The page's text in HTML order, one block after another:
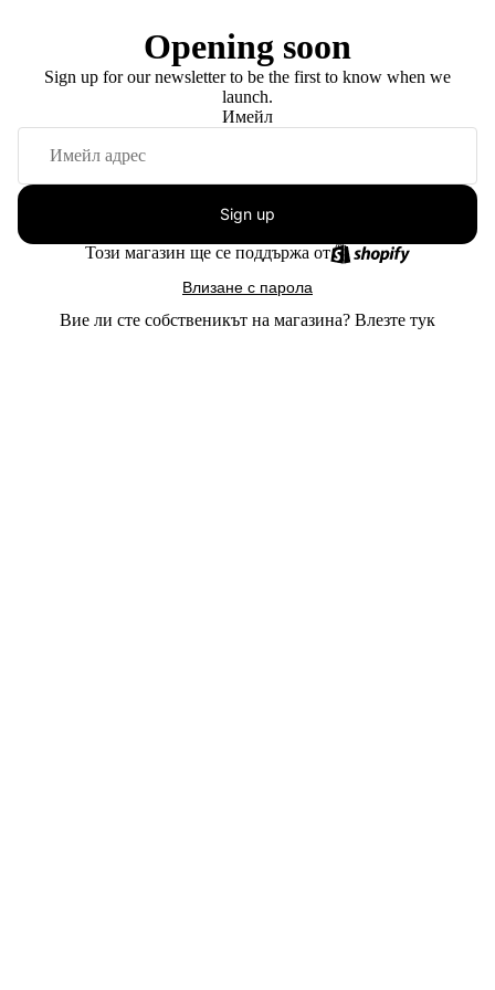
Opening soon
Sign up for our newsletter to be the first to know when we
launch.
Имейл
Sign up
Този магазин ще се поддържа от
Влизане с парола
Вие ли сте собственикът на магазина? Влезте тук